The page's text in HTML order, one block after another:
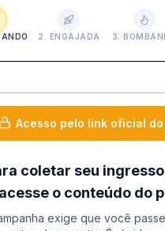
2 ENGAJADA 3
Acesso pelo link oficial
coletar seu
acesse o conteúdo do
exige que você